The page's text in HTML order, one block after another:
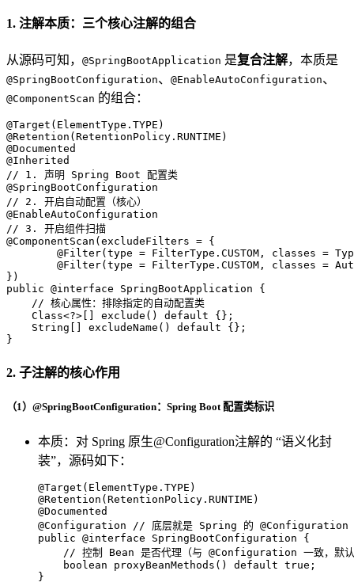
1. 注解本质：三个核心注解的组合
从源码可知， @SpringBootApplication 是复合注解，本质是
@SpringBootConfiguration、 @EnableAutoConfiguration、
@ComponentScan 的组合：
@Target(ElementType.TYPE)
@Retention(RetentionPolicy.RUNTIME)
@Documented
@Inherited
// 1. 声明 Spring Boot 配置类
@SpringBootConfiguration
// 2. 开启自动配置（核心）
@EnableAutoConfiguration
// 3. 开启组件扫描
@ComponentScan(excludeFilters = {
@Filter(type = FilterType.CUSTOM, classes =
@Filter(type = FilterType.CUSTOM, classes =
})
public @interface SpringBootApplication {
// 核心属性：排除指定的自动配置类
    Class<?>[] exclude()
default {};
    String[] excludeName()
default {};
}
2. 子注解的核心作用
（1）@SpringBootConfiguration：Spring Boot 配置类标识
本质：对 Spring 原生@Configuration注解的 “语义化封
装”，源码如下：
@Target(ElementType.TYPE)
@Retention(RetentionPolicy.RUNTIME)
@Documented
@Configuration
// 底层就是 Spring 的 @Configuration
public @interface SpringBootConfiguration {
// 控制 Bean 是否代理（与 @Configuration 一致，默
boolean
proxyBeanMethods () default true ;
}